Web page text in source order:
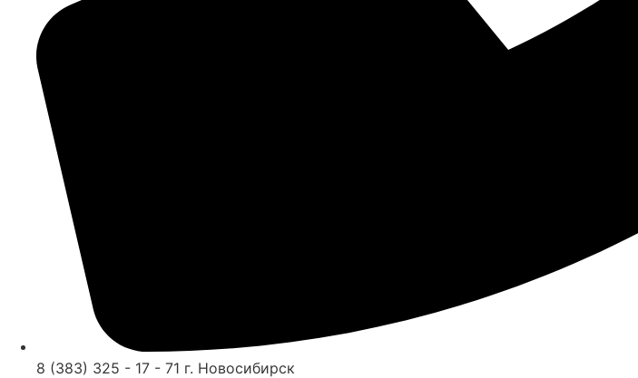
8 (383) 325 - 17 - 71 г. Новосибирск